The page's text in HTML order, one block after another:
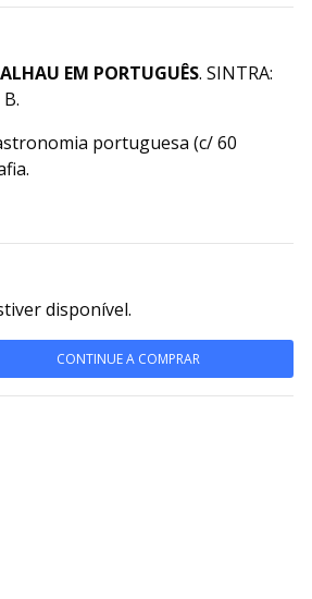
EM PORTUGUÊS. SINTRA:
portuguesa (c/ 60
disponível.
CONTINUE A COMPRAR